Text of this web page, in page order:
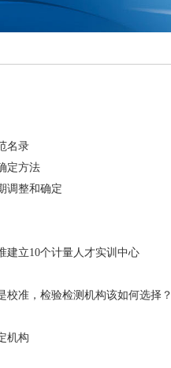
名录
定方法
调整和确定
建立10个计量人才实训中心
校准，检验检测机构该如何选择？
机构